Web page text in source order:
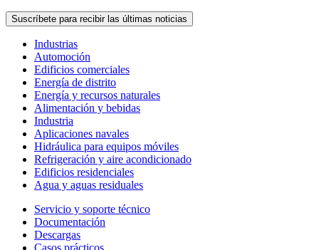
Suscríbete para recibir las últimas noticias
Industrias
Automoción
Edificios comerciales
Energía de distrito
Energía y recursos naturales
Alimentación y bebidas
Industria
Aplicaciones navales
Hidráulica para equipos móviles
Refrigeración y aire acondicionado
Edificios residenciales
Agua y aguas residuales
Servicio y soporte técnico
Documentación
Descargas
Casos prácticos